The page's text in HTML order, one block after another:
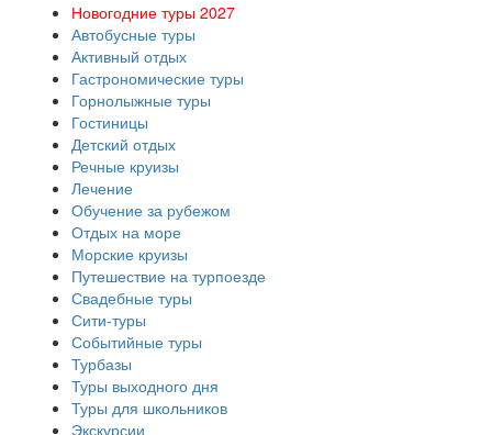
Новогодние туры 2027
Автобусные туры
Активный отдых
Гастрономические туры
Горнолыжные туры
Гостиницы
Детский отдых
Речные круизы
Лечение
Обучение за рубежом
Отдых на море
Морские круизы
Путешествие на турпоезде
Свадебные туры
Сити-туры
Событийные туры
Турбазы
Туры выходного дня
Туры для школьников
Экскурсии